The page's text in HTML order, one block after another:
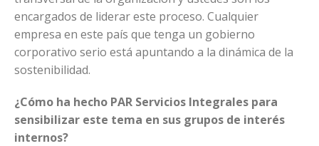
encargados de liderar este proceso. Cualquier
empresa en este país que tenga un gobierno
corporativo serio está apuntando a la dinámica de la
sostenibilidad.
¿Cómo ha hecho PAR Servicios Integrales para
sensibilizar este tema en sus grupos de interés
internos?